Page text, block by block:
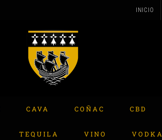
INICIO
CAVA COÑAC CBD
TEQUILA VINO VODKA